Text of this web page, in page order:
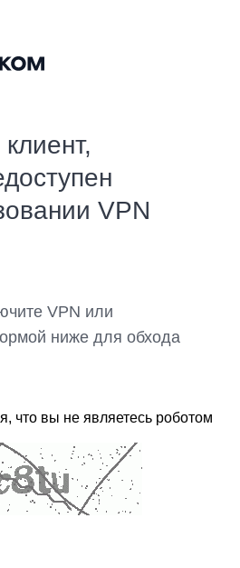
VPN
VPN или
ниже для обхода
что вы не являетесь роботом